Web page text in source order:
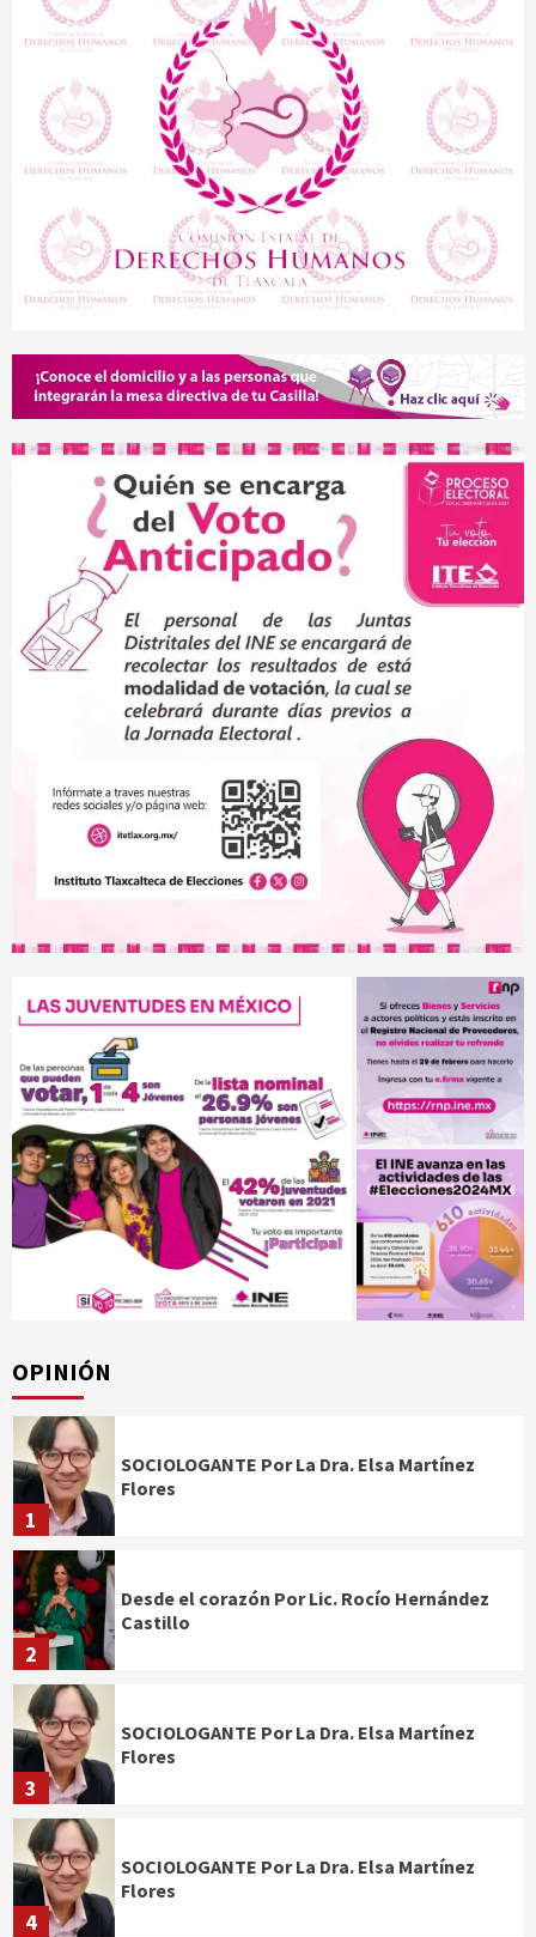
OPINIÓN
1
SOCIOLOGANTE Por La Dra. Elsa Martínez
Flores
2
Desde el corazón Por Lic. Rocío Hernández
Castillo
3
SOCIOLOGANTE Por La Dra. Elsa Martínez
Flores
4
SOCIOLOGANTE Por La Dra. Elsa Martínez
Flores